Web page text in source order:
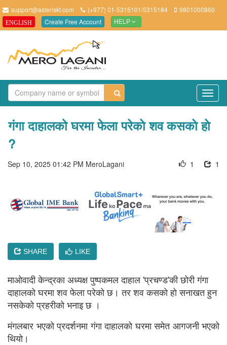
support@asteriskt.com (+977) 01-5315101/5315184 9801000860
ENGLISH Create Free Account HELP
गंगा दाहालको घरमा फेला परेकाे शव कसकाे हाे
?
Sep 10, 2025 01:42 PM MeroLagani 1
1
SHARE LIKE
माओवादी केन्द्रका अध्यक्ष पुष्पकमल दाहाल 'प्रचण्ड'की छोरी गंगा
दाहालको घरमा शव फेला परेको छ। तर शव कसकाे हाे सनाखत हुन
नसकेकाे प्रहरीकाे भनाइ छ ।
मंगलबार भएको प्रदर्शनमा गंगा दाहालको घरमा समेत आगजनी भएको
थियो।